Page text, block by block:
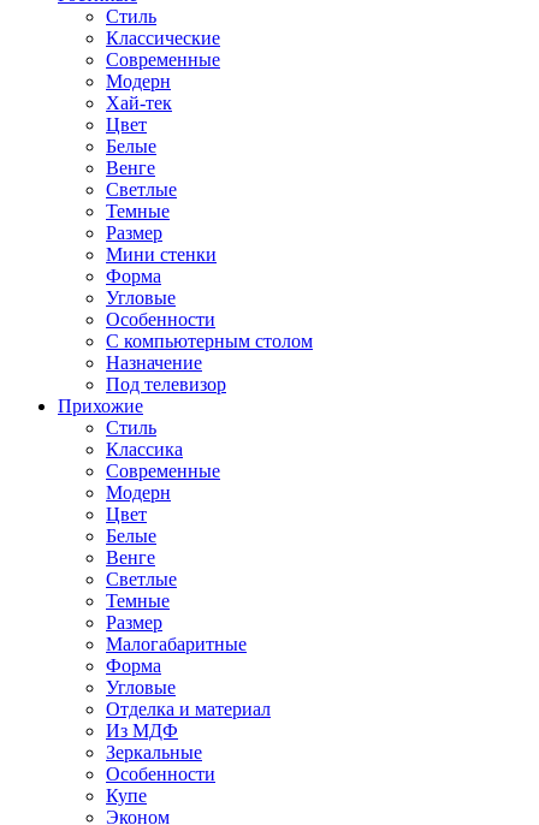
Стиль
Классические
Современные
Модерн
Хай-тек
Цвет
Белые
Венге
Светлые
Темные
Размер
Мини стенки
Форма
Угловые
Особенности
С компьютерным столом
Назначение
Под телевизор
Прихожие
Стиль
Классика
Современные
Модерн
Цвет
Белые
Венге
Светлые
Темные
Размер
Малогабаритные
Форма
Угловые
Отделка и материал
Из МДФ
Зеркальные
Особенности
Купе
Эконом